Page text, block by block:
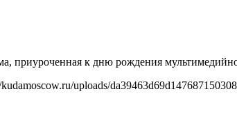
приуроченная к дню рождения
uploads/